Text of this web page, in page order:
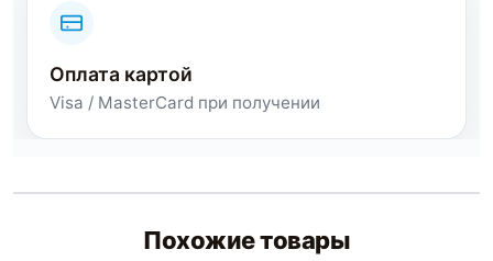
Оплата картой
Visa / MasterCard при получении
Похожие товары